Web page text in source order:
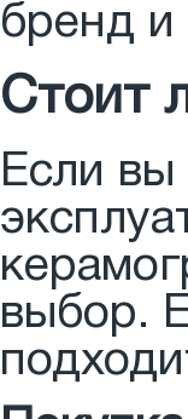
бренд и
Стоит
Если вы
выбор.